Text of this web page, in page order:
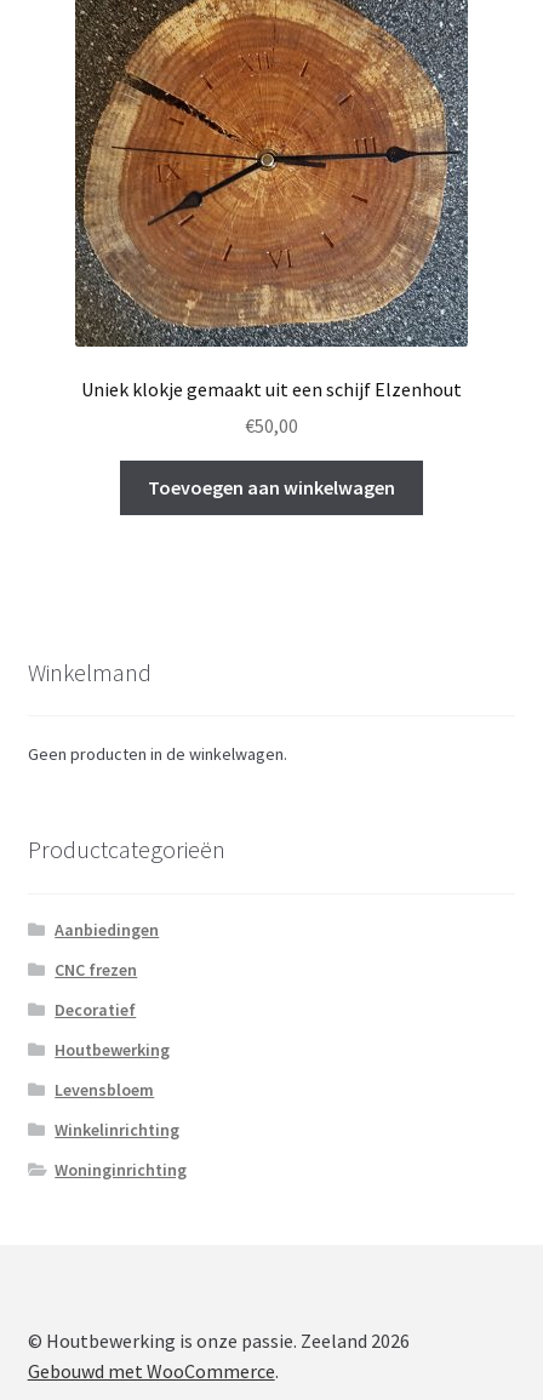
Uniek klokje gemaakt uit een schijf Elzenhout
€50,00
Toevoegen aan winkelwagen
Winkelmand
Geen producten in de winkelwagen.
Productcategorieën
Aanbiedingen
CNC frezen
Decoratief
Houtbewerking
Levensbloem
Winkelinrichting
Woninginrichting
© Houtbewerking is onze passie. Zeeland 2026
Gebouwd met WooCommerce.